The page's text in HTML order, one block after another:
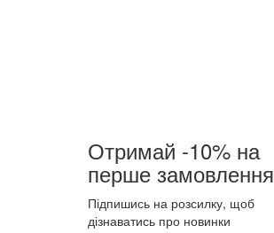
Отримай -10% на
перше замовлення
Підпишись на розсилку, щоб
дізнаватись про новинки